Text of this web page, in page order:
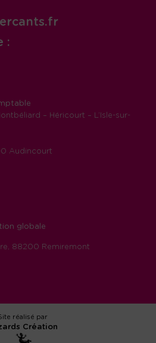
:
– Héricourt – L’Isle-sur-
Audincourt
globale
88200 Remiremont
réalisé par
Création